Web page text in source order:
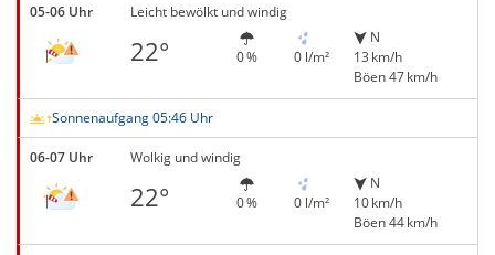
05-06 Uhr Leicht bewölkt und windig
22° 0 % 0 l/m²
N
13 km/h
Böen 47 km/h
Sonnenaufgang 05:46 Uhr
06-07 Uhr Wolkig und windig
22° 0 % 0 l/m²
N
10 km/h
Böen 44 km/h